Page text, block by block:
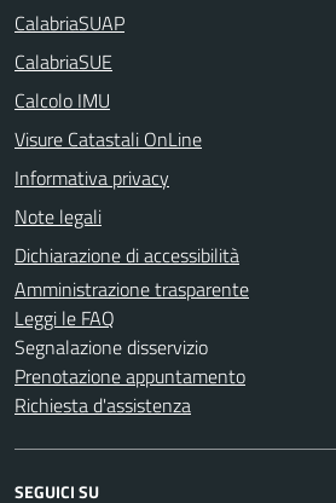
CalabriaSUAP
CalabriaSUE
Calcolo IMU
Visure Catastali OnLine
Informativa privacy
Note legali
Dichiarazione di accessibilità
Amministrazione trasparente
Leggi le FAQ
Segnalazione disservizio
Prenotazione appuntamento
Richiesta d'assistenza
SEGUICI SU